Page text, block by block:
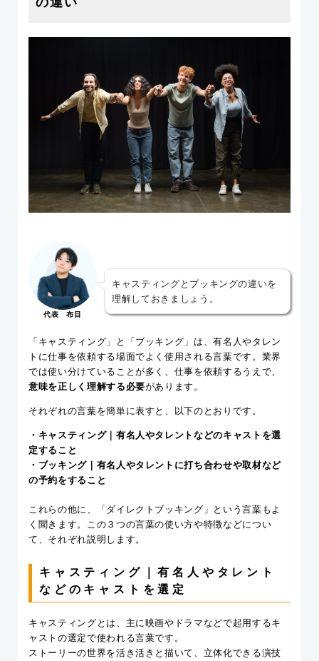
代表 布目
キャスティングとブッキングの違いを
理解しておきましょう。
「キャスティング」と「ブッキング」は、有名人やタレン
トに仕事を依頼する場面でよく使用される言葉です。業界
では使い分けていることが多く、仕事を依頼するうえで、
意味を正しく理解する必要があります。
それぞれの言葉を簡単に表すと、以下のとおりです。
・キャスティング｜有名人やタレントなどのキャストを選
定すること
・ブッキング｜有名人やタレントに打ち合わせや取材など
の予約をすること
これらの他に、「ダイレクトブッキング」という言葉もよ
く聞きます。この３つの言葉の使い方や特徴などについ
て、それぞれ説明します。
キャスティング｜有名人やタレント
などのキャストを選定
キャスティングとは、主に映画やドラマなどで起用するキ
ャストの選定で使われる言葉です。
ストーリーの世界を活き活きと描いて、立体化できる演技